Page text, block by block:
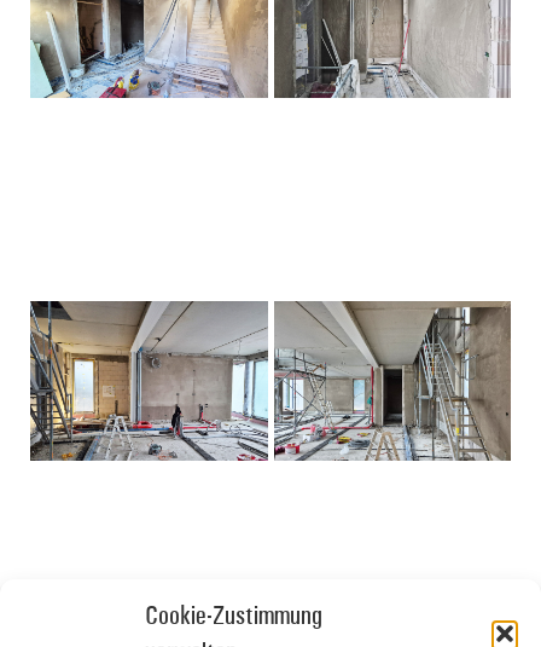
Cookie-Zustimmung